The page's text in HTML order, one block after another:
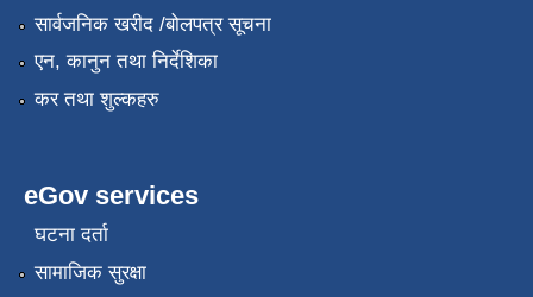
सार्वजनिक खरीद /बोलपत्र सूचना
एन, कानुन तथा निर्देशिका
कर तथा शुल्कहरु
eGov services
घटना दर्ता
सामाजिक सुरक्षा